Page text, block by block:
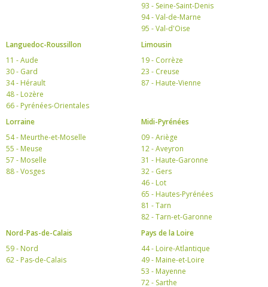
93 - Seine-Saint-Denis
94 - Val-de-Marne
95 - Val-d'Oise
Languedoc-Roussillon
11 - Aude
30 - Gard
34 - Hérault
48 - Lozère
66 - Pyrénées-Orientales
Limousin
19 - Corrèze
23 - Creuse
87 - Haute-Vienne
Lorraine
54 - Meurthe-et-Moselle
55 - Meuse
57 - Moselle
88 - Vosges
Midi-Pyrénées
09 - Ariège
12 - Aveyron
31 - Haute-Garonne
32 - Gers
46 - Lot
65 - Hautes-Pyrénées
81 - Tarn
82 - Tarn-et-Garonne
Nord-Pas-de-Calais
59 - Nord
62 - Pas-de-Calais
Pays de la Loire
44 - Loire-Atlantique
49 - Maine-et-Loire
53 - Mayenne
72 - Sarthe